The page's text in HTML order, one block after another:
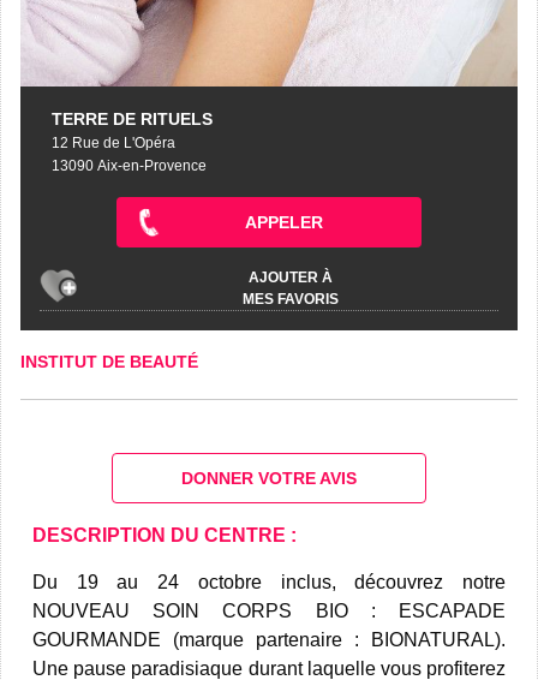
TERRE DE RITUELS
12 Rue de L'Opéra
13090 Aix-en-Provence
APPELER
AJOUTER À
MES FAVORIS
INSTITUT DE BEAUTÉ
DONNER VOTRE AVIS
DESCRIPTION DU CENTRE :
Du 19 au 24 octobre inclus, découvrez notre
NOUVEAU SOIN CORPS BIO : ESCAPADE
GOURMANDE (marque partenaire : BIONATURAL).
Une pause paradisiaque durant laquelle vous profiterez